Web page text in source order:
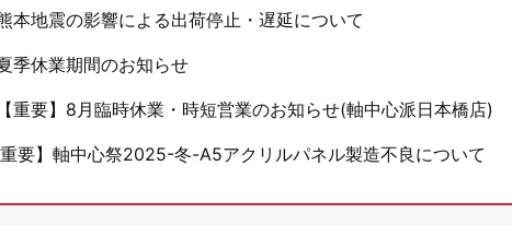
本地震の影響による出荷停止・遅延について
季休業期間のお知らせ
【重要】8月臨時休業・時短営業のお知らせ(軸中心派日本橋店)
重要】軸中心祭2025-冬-A5アクリルパネル製造不良について